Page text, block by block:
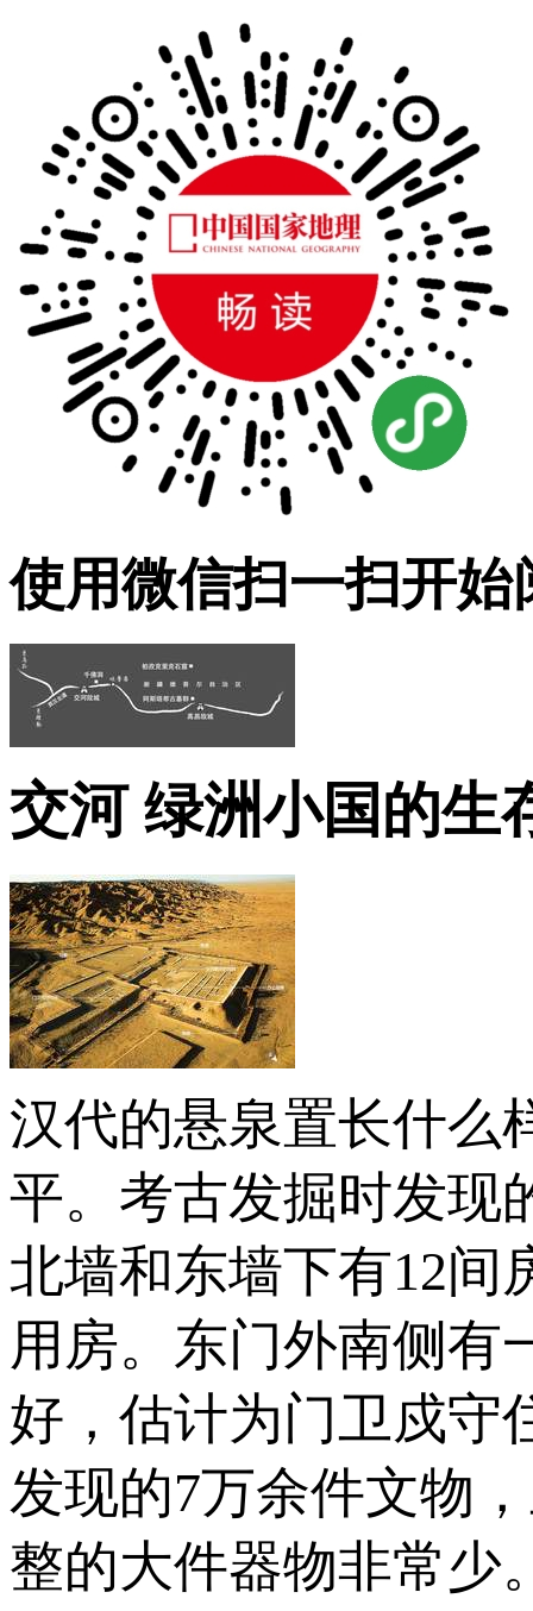
使用微信扫一扫开始
交河 绿洲小国的生
汉代的悬泉置长什么
平。考古发掘时发现
北墙和东墙下有12间
用房。东门外南侧有
好，估计为门卫戍守
发现的7万余件文物
整的大件器物非常少